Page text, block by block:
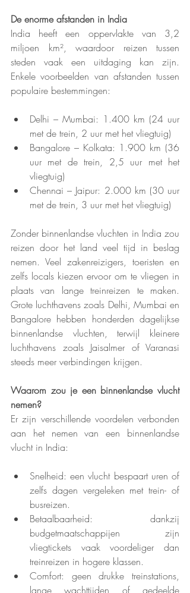
De enorme afstanden in India
India heeft een oppervlakte van 3,2
miljoen km², waardoor reizen tussen
steden vaak een uitdaging kan zijn.
Enkele voorbeelden van afstanden tussen
populaire bestemmingen:
Delhi – Mumbai: 1.400 km (24 uur
met de trein, 2 uur met het vliegtuig)
Bangalore – Kolkata: 1.900 km (36
uur met de trein, 2,5 uur met het
vliegtuig)
Chennai – Jaipur: 2.000 km (30 uur
met de trein, 3 uur met het vliegtuig)
Zonder binnenlandse vluchten in India zou
reizen door het land veel tijd in beslag
nemen. Veel zakenreizigers, toeristen en
zelfs locals kiezen ervoor om te vliegen in
plaats van lange treinreizen te maken.
Grote luchthavens zoals Delhi, Mumbai en
Bangalore hebben honderden dagelijkse
binnenlandse vluchten, terwijl kleinere
luchthavens zoals Jaisalmer of Varanasi
steeds meer verbindingen krijgen.
Waarom zou je een binnenlandse vlucht
nemen?
Er zijn verschillende voordelen verbonden
aan het nemen van een binnenlandse
vlucht in India:
Snelheid: een vlucht bespaart uren of
zelfs dagen vergeleken met trein- of
busreizen.
Betaalbaarheid: dankzij
budgetmaatschappijen zijn
vliegtickets vaak voordeliger dan
treinreizen in hogere klassen.
Comfort: geen drukke treinstations,
lange wachttijden of gedeelde